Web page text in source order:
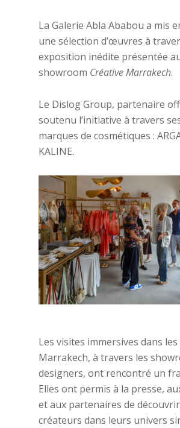
La Galerie Abla Ababou a mis
une sélection d’œuvres à
exposition inédite présentée
showroom Créative Marrakech.
Le Dislog Group, partenaire
soutenu l’initiative à travers
marques de cosmétiques :
KALINE.
Les visites immersives dans
Marrakech, à travers les
designers, ont rencontré un
Elles ont permis à la presse,
et aux partenaires de
créateurs dans leurs univers